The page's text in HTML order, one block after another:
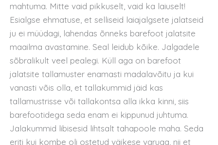
mahtuma. Mitte vaid pikkuselt, vaid ka laiuselt!
Esialgse ehmatuse, et selliseid laiajalgsete jalatseid
ju ei müüdagi, lahendas õnneks barefoot jalatsite
maailma avastamine. Seal leidub kõike. Jalgadele
sõbralikult veel pealegi. Küll aga on barefoot
jalatsite tallamuster enamasti madalavõitu ja kui
vanasti võis olla, et tallakummid jäid kas
tallamustrisse või tallakontsa alla ikka kinni, siis
barefootidega seda enam ei kippunud juhtuma.
Jalakummid libisesid lihtsalt tahapoole maha. Seda
eriti kui kombe oli ostetud väikese varuga, nii et